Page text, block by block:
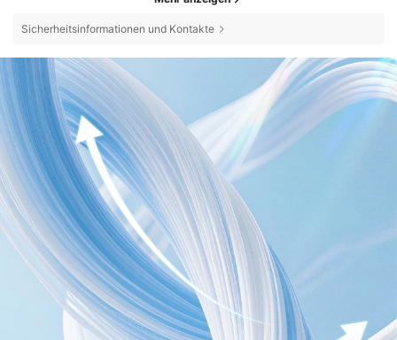
Sicherheitsinformationen und Kontakte